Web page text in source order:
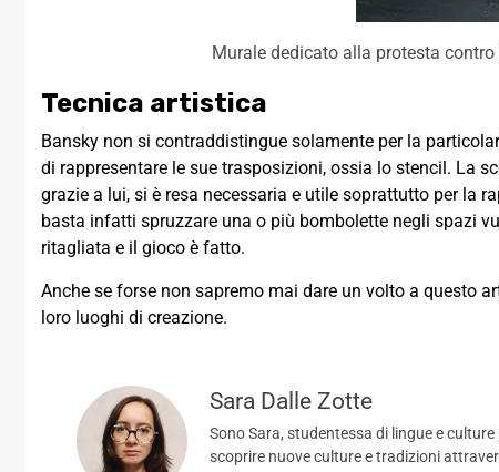
Murale dedicato alla protesta
Tecnica artistica
Bansky non si contraddistingue solamente per la
di rappresentare le sue trasposizioni, ossia lo stencil. La
grazie a lui, si è resa necessaria e utile soprattutto per la
basta infatti spruzzare una o più bombolette negli spazi
ritagliata e il gioco è fatto.
Anche se forse non sapremo mai dare un volto a questo
loro luoghi di creazione.
Sara Dalle Zotte
Sono Sara, studentessa di lingue e
scoprire nuove culture e tradizioni